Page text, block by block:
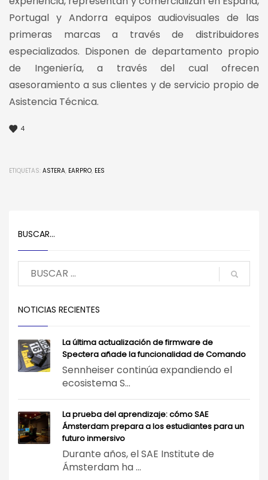
Portugal y Andorra equipos audiovisuales de las
primeras marcas a través de distribuidores
especializados. Disponen de departamento propio
de Ingeniería, a través del cual ofrecen
asesoramiento a sus clientes y de servicio propio de
Asistencia Técnica.
4
ETIQUETAS: ASTERA, EARPRO, EES
BUSCAR…
NOTICIAS RECIENTES
La última actualización de firmware de
Spectera añade la funcionalidad de Comando
Sennheiser continúa expandiendo el
ecosistema S...
La prueba del aprendizaje: cómo SAE
Ámsterdam prepara a los estudiantes para un
futuro inmersivo
Durante años, el SAE Institute de
Ámsterdam ha ...